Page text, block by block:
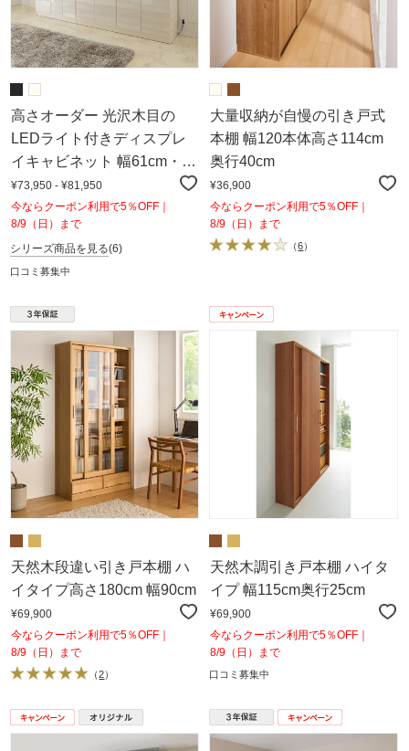
高さオーダー 光沢木目の
LEDライト付きディスプレ
イキャビネット 幅61cm・奥
行40cm・高さ91cm～110cm
¥73,950 - ¥81,950
今ならクーポン利用で5％OFF｜
8/9（日）まで
シリーズ商品を見る(6)
口コミ募集中
大量収納が自慢の引き戸式
本棚 幅120本体高さ114cm
奥行40cm
¥36,900
今ならクーポン利用で5％OFF｜
8/9（日）まで
（6）
天然木段違い引き戸本棚 ハ
イタイプ高さ180cm 幅90cm
¥69,900
今ならクーポン利用で5％OFF｜
8/9（日）まで
（2）
天然木調引き戸本棚 ハイタ
イプ 幅115cm奥行25cm
¥69,900
今ならクーポン利用で5％OFF｜
8/9（日）まで
口コミ募集中